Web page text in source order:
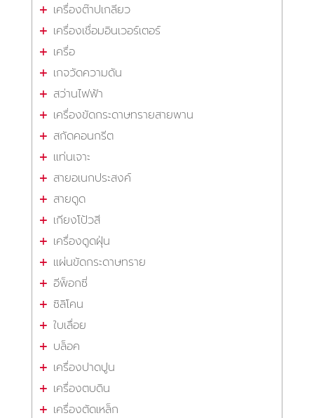
เครื่องต๊าปเกลียว
เครื่องเชื่อมอินเวอร์เตอร์
เครื่อ
เกจวัดความดัน
สว่านไฟฟ้า
เครื่องขัดกระดาษทรายสายพาน
สกัดคอนกรีต
แท่นเจาะ
สายอเนกประสงค์
สายดูด
เกียงโป้วสี
เครื่องดูดฝุ่น
แผ่นขัดกระดาษทราย
อีพ็อกซี่
ซิลิโคน
ใบเลื่อย
บล็อค
เครื่องปาดปูน
เครื่องตบดิน
เครื่องตัดเหล็ก